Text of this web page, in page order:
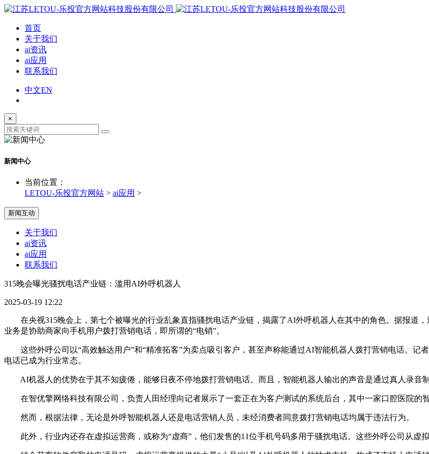
首页
关于我们
ai资讯
ai应用
联系我们
中文EN
×
新闻中心
当前位置：
LETOU-乐投官方网站 > ai应用 >
新闻互动
关于我们
ai资讯
ai应用
联系我们
315晚会曝光骚扰电话产业链：滥用AI外呼机器人
2025-03-19 12:22
在央视315晚会上，第七个被曝光的行业乱象直指骚扰电话产业链，揭露了AI外呼机器人在其中的角色。据报道，
业务是协助商家向手机用户拨打营销电话，即所谓的“电销”。
这些外呼公司以“高效触达用户”和“精准拓客”为卖点吸引客户，甚至声称能通过AI智能机器人拨打营销电话。记
电话已成为行业常态。
AI机器人的优势在于其不知疲倦，能够日夜不停地拨打营销电话。而且，智能机器人输出的声音是通过真人录音制
在智优擎网络科技有限公司，负责人田经理向记者展示了一套正在为客户测试的系统后台，其中一家口腔医院的
然而，根据法律，无论是外呼智能机器人还是电话营销人员，未经消费者同意拨打营销电话均属于违法行为。
此外，行业内还存在虚拟运营商，或称为“虚商”，他们发售的11位手机号码多用于骚扰电话。这些外呼公司从虚